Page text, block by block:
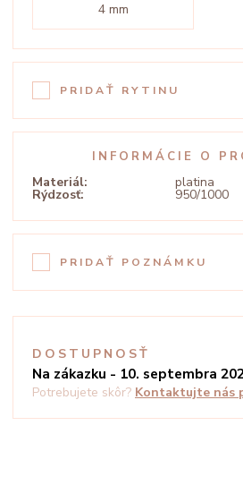
4 mm
PRIDAŤ RYTINU
INFORMÁCIE O
Materiál: platina
Rýdzosť: 950/1000
PRIDAŤ POZNÁMKU
DOSTUPNOSŤ
Na zákazku - 10. septembra
Potrebujete skôr? Kontaktujte nás